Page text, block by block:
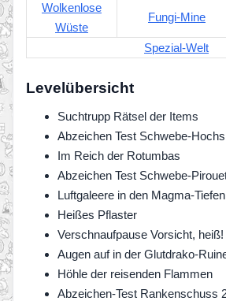
Wolkenlose
Wüste
Fungi-Mine
Spezial-Welt
Levelübersicht
Suchtrupp Rätsel der Items
Abzeichen Test Schwebe-
Im Reich der Rotumbas
Abzeichen Test Schwebe-
Luftgaleere in den Magma-Tiefen
Heißes Pflaster
Verschnaufpause Vorsicht, heiß!
Augen auf in der Glutdrako-
Höhle der reisenden Flammen
Abzeichen-Test Rankenschuss